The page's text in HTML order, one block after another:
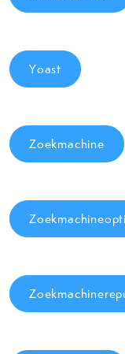
Yoast
Zoekmachine